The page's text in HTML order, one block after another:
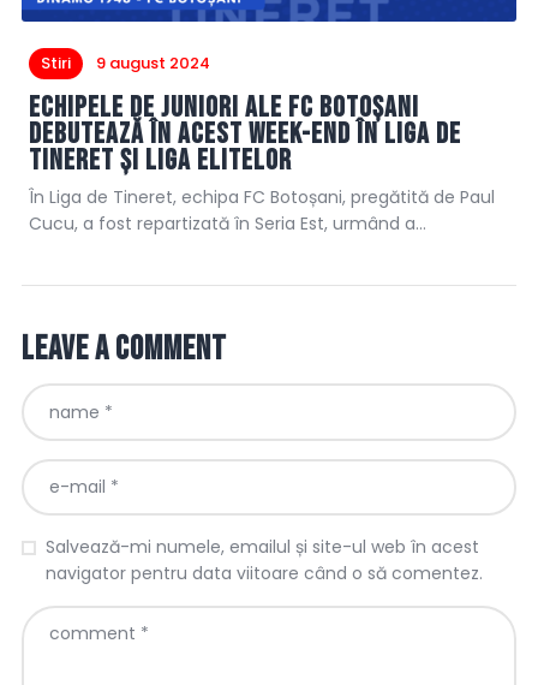
Stiri 9 august 2024
Echipele de juniori ale FC Botoșani
debutează în acest week-end în Liga de
Tineret și Liga Elitelor
În Liga de Tineret, echipa FC Botoșani, pregătită de Paul
Cucu, a fost repartizată în Seria Est, urmând a…
Leave a comment
Salvează-mi numele, emailul și site-ul web în acest
navigator pentru data viitoare când o să comentez.